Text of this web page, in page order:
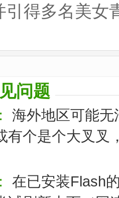
引得多名美女
问题
海外地区可能
有个是个大叉叉
在已安装Flash